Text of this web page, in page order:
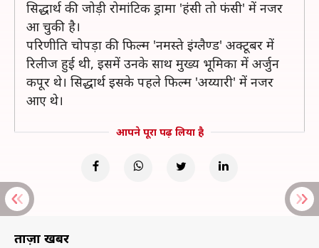
सिद्धार्थ की जोड़ी रोमांटिक ड्रामा 'हंंसी तो फंसी' में नजर
आ चुकी है।
परिणीति चोपड़ा की फिल्म 'नमस्ते इंग्लैण्ड' अक्टूबर में
रिलीज हुई थी, इसमें उनके साथ मुख्य भूमिका में अर्जुन
कपूर थे। सिद्धार्थ इसके पहले फिल्म 'अय्यारी' में नजर
आए थे।
आपने पूरा पढ़ लिया है
ताज़ा खबरें